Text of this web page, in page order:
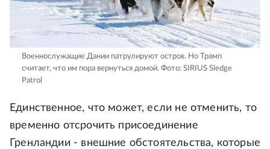
Военнослужащие Дании патрулируют остров. Но Трамп
считает, что им пора вернуться домой. Фото: SIRIUS Sledge
Patrol
Единственное, что может, если не отменить, то
временно отсрочить присоединение
Гренландии - внешние обстоятельства, которые